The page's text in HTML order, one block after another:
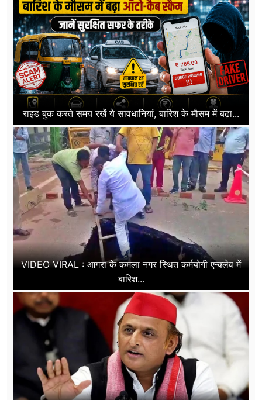
राइड बुक करते समय रखें ये सावधानियां, बारिश के मौसम में बढ़ा...
VIDEO VIRAL : आगरा के कमला नगर स्थित कर्मयोगी एन्क्लेव में
बारिश...